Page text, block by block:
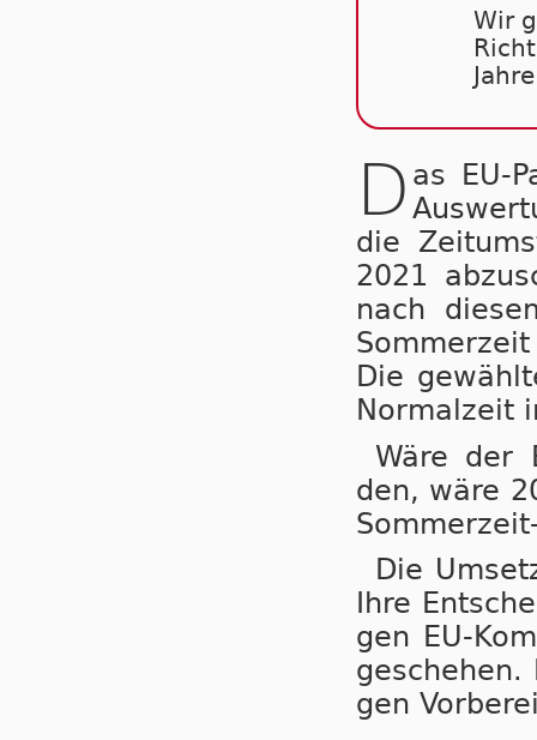
Wir
D as EU-
die
2021
nach
Die
Nor­mal­zeit
Wäre der
den, wä­re
Die
Ihre
gen EU-
gen